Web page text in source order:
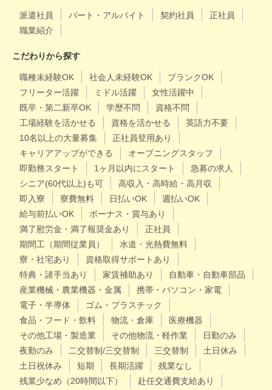
派遣社員 パート・アルバイト 契約社員
正社員
職業紹介
こだわりから探す
職種未経験OK 社会人未経験OK
ブランクOK
フリーター活躍
ミドル活躍
女性活躍中
既卒・第二新卒OK
学歴不問
資格不問
工場経験を活かせる
資格を活かせる
英語力不要
10名以上の大量募集
正社員登用あり
キャリアアップができる
オープニングスタッフ
即勤務スタート
1ヶ月以内にスタート
急募の求人
シニア(60代以上)も可
高収入・高時給・高月収
即入寮
寮費無料 日払いOK
週払いOK
給与前払いOK
ボーナス・賞与あり
満了慰労金・満了報奨金あり
正社員
期間工（期間従業員）
水道・光熱費無料
寮・社宅あり
資格取得サポートあり
特典・諸手当あり
家賃補助あり
自動車・自動車部品
産業機械・農業機器・金属
携帯・パソコン・家電
電子・半導体
ゴム・プラスチック
食品・フード・飲料
物流・倉庫
医療機器
その他工場・製造業
その他物流・軽作業
日勤のみ
夜勤のみ
二交替制/三交替制 三交替制
土日休み
土日祝休み
短期 長期活躍
残業なし
残業少なめ（20時間以下）
赴任交通費支給あり